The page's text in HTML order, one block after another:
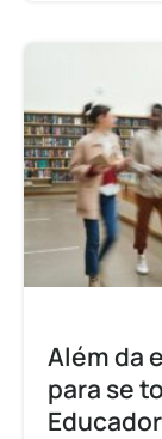
Além da
para se